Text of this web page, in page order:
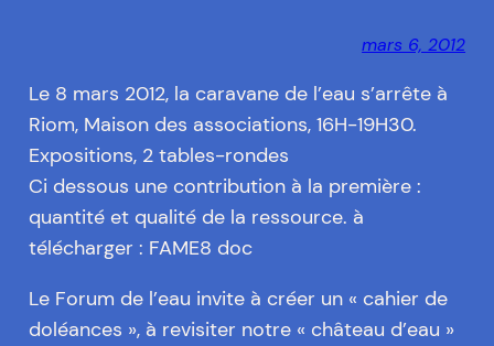
mars 6, 2012
Le 8 mars 2012, la caravane de l’eau s’arrête à
Riom, Maison des associations, 16H-19H30.
Expositions, 2 tables-rondes
Ci dessous une contribution à la première :
quantité et qualité de la ressource. à
télécharger : FAME8 doc
Le Forum de l’eau invite à créer un « cahier de
doléances », à revisiter notre « château d’eau »